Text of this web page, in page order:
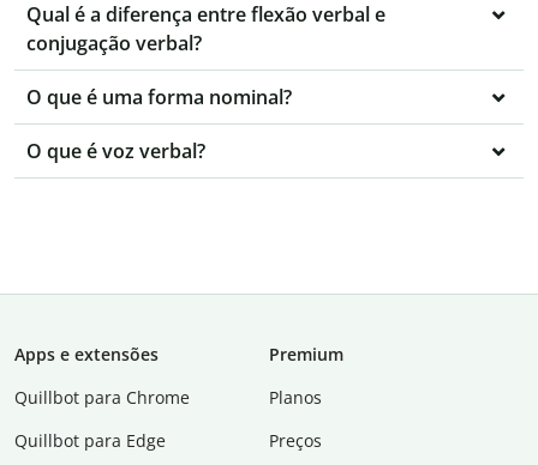
Qual é a diferença entre flexão verbal e
conjugação verbal?
O que é uma forma nominal?
O que é voz verbal?
Apps e extensões
Quillbot para Chrome
Quillbot para Edge
Premium
Planos
Preços